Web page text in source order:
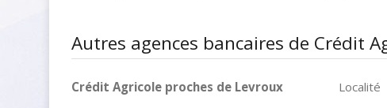
Autres agences bancaires de Crédit
Crédit Agricole proches de Levroux Localité